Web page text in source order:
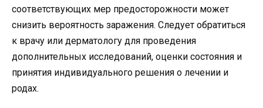
соответствующих мер предосторожности может
снизить вероятность заражения. Следует обратиться
к врачу или дерматологу для проведения
дополнительных исследований, оценки состояния и
принятия индивидуального решения о лечении и
родах.